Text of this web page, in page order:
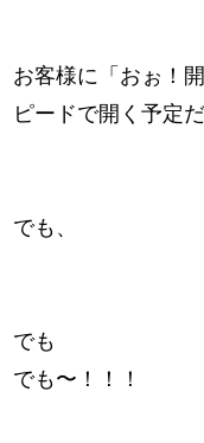
お客様に「おぉ！
ピードで開く予定
でも、
でも
でも〜！！！